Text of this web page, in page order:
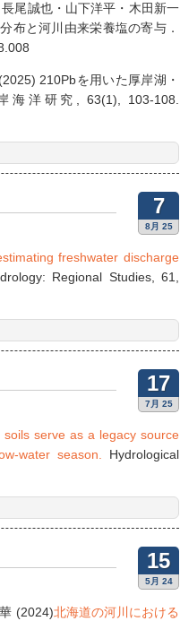
尾誠也・山下洋平・木田新一
と河川由来栄養塩の寄与．
210Pbを用いた厚岸湖・
洋研究, 63(1), 103-108.
7
8月 25
freshwater discharge
Regional Studies, 61,
17
7月 25
soils serve as a legacy source
water season. Hydrological
15
5月 24
(2024)北海道の河川における